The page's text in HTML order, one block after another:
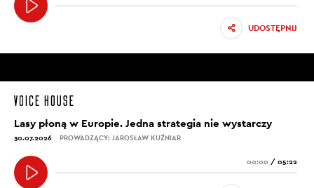
UDOSTĘPNIJ
Lasy płoną w Europie. Jedna strategia nie wystarczy
30.07.2026 PROWADZĄCY: JAROSŁAW KUŹNIAR
00:00 / 05:22